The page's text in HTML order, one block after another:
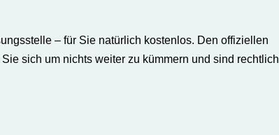
– für Sie natürlich kostenlos. Den offiziellen
sich um nichts weiter zu kümmern und sind rechtlich